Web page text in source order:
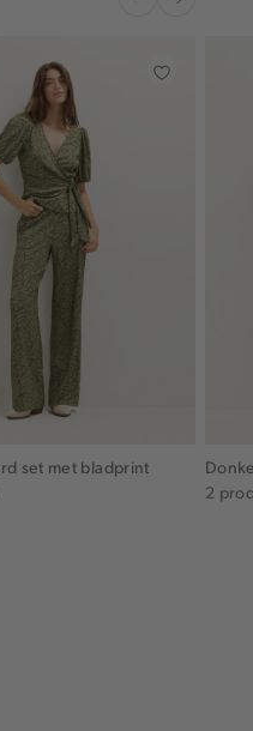
set met bladprint
2